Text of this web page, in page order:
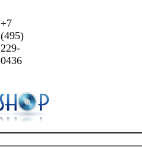
+7
(495)
229-
0436